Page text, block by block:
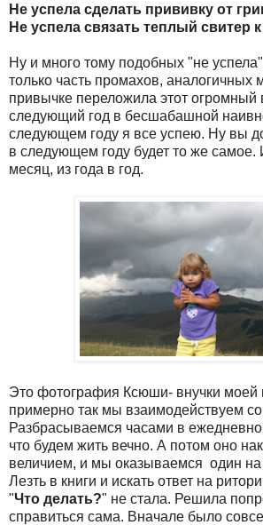
Не успела сделать прививку от
Не успела связать теплый свитер
Ну и много тому подобных "не
только часть промахов, аналогичных
привычке переложила этот огромный
следующий год в бесшабашной
следующем году я все успею. Ну вы
в следующем году будет то же самое.
месяц, из года в год.
Это фотография Ксюши- внучки моей
примерно так мы взаимодействуем
Разбрасываемся часами в
что будем жить вечно. А потом оно
величием, и мы оказываемся один на
Лезть в книги и искать ответ на
"Что делать?" не стала. Решила
справиться сама. Вначале было